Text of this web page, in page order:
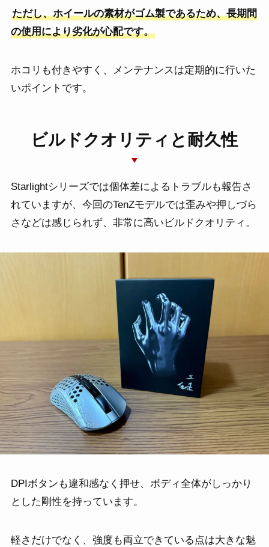
ただし、ホイールの素材がゴム製であるため、長期間
の使用により劣化が心配です。
ホコリも付きやすく、メンテナンスは定期的に行いた
いポイントです。
ビルドクオリティと耐久性
Starlightシリーズでは個体差によるトラブルも報告さ
れていますが、今回のTenZモデルでは歪みや押しづら
さなどは感じられず、非常に高いビルドクオリティ。
DPIボタンも違和感なく押せ、ボディ全体がしっかり
とした剛性を持っています。
軽さだけでなく、強度も両立できている点は大きな魅